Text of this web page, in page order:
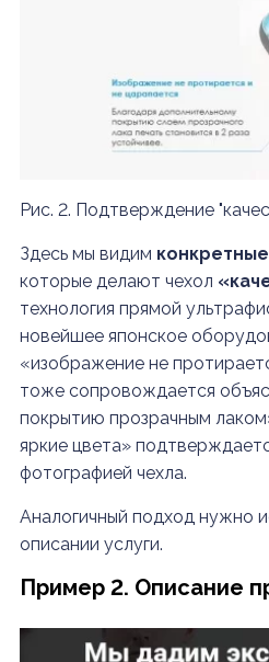
Рис. 2. Подтверждение
Здесь мы видим
которые делают чехол
технология прямой
новейшее японское
«изображение не
тоже сопровождается
покрытию прозрачным
яркие цвета»
фотографией чехла.
Аналогичный подход нужно
описании услуги.
Пример 2. Описание